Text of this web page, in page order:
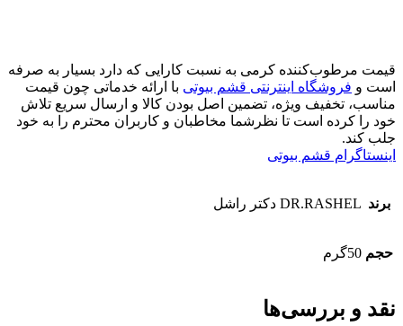
قیمت مرطوب‌کننده کرمی به نسبت کارایی که دارد بسیار به صرفه
است و فروشگاه اینترنتی قشم بیوتی با ارائه خدماتی چون قیمت
مناسب، تخفیف ویژه، تضمین اصل بودن کالا و ارسال سریع تلاش
خود را کرده است تا نظرشما مخاطبان و کاربران محترم را به خود
جلب کند.
اینستاگرام قشم بیوتی
برند DR.RASHEL دکتر راشل
حجم 50گرم
نقد و بررسی‌ها